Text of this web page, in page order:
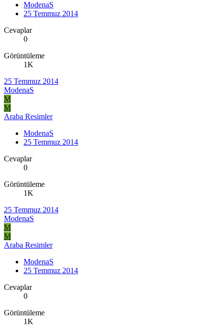
ModenaS
25 Temmuz 2014
Cevaplar
0
Görüntüleme
1K
25 Temmuz 2014
ModenaS
M
M
Araba Resimler
ModenaS
25 Temmuz 2014
Cevaplar
0
Görüntüleme
1K
25 Temmuz 2014
ModenaS
M
M
Araba Resimler
ModenaS
25 Temmuz 2014
Cevaplar
0
Görüntüleme
1K